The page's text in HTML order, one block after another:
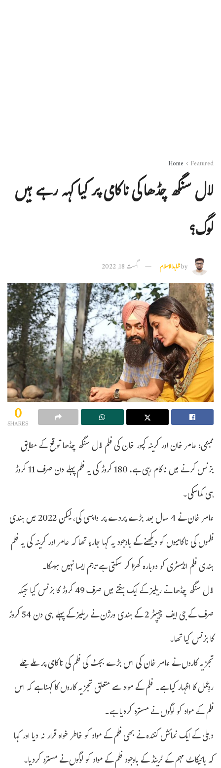
Home Featured
لال سنگھ چڈھا کی ناکامی پر کیا کہہ رہے ہیں
لوگ؟
byشاہدالاسلام اگست 18, 2022
0
SHARES
ممبئی: عامر خان اور کرینہ کپور خان کی فلم لال سنگھ چڈھا توقع کے مطابق
بزنس کرنے میں ناکام رہی ہے، 180 کروڑ کی یہ فلم پہلے دن صرف 11 کروڑ
ہی کماسکی۔
عامر خان نے 4 سال بعد بڑے پردے پر واپسی کی، لیکن 2022 میں ہندی
فلموں کی ناکامیوں کو دیکھنے کے باوجود یہ کہا جارہا تھا کہ عامر اور کرینہ کی یہ فلم
ہندی فلم انڈسٹری کو دوبارہ کھڑا کر سکتی ہے تاہم ایسا نہیں ہوسکا۔
لال سنگھ چڈھا نے ریلیز کے ایک ہفتے میں صرف 49 کروڑ کا بزنس کیا جبکہ
صرف کے جی ایف چیپٹر 2 کے ہندی ورژن نے ریلیز کے پہلے ہی دن 54 کروڑ
کا بزنس کیا تھا۔
تجزیہ کاروں نے عامر خان کی اس بڑے بجٹ کی فلم کی ناکامی پر ملے جلے
ردِعمل کا اظہار کیا ہے۔ فلم کے مواد سے متعلق تجزیہ کاروں کا کہنا ہے کہ اس
فلم کے مواد کو لوگوں نے مسترد کردیا ہے۔
دہلی کے ایک نمائش کنندہ نے بھی فلم کے مواد کو خاطر خواہ قرار نہ دیا اور کہا
کہ بائیکاٹ مہم کے ٹرینڈ کے باوجود فلم کے مواد کو لوگوں نے مسترد کردیا۔